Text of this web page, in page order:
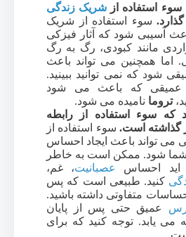
سوء استفاده از شریک زندگی
سوء استفاده از شریک
آسیبی شود که آثار فیزکی
مانند کبودی، رگ به رگ
اما همچنین می تواند باعث
شود که نمی توانید ببینید.
که باعث می شود
تروما نامیده می شود.
که سوء استفاده از رابطه
گذاشته است. سوء استفاده از
تواند باعث ایجاد احساس
شود. ممکن است به خاطر
اید احساس
عصبانیت، غم،
کنید. طبیعی است که پس
متفاوتی داشته باشید.
عمیق حتی پس از پایان
می یابد. توجه کنید که برای